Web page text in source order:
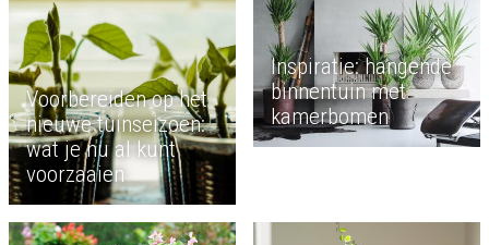
Voorbereiden op het
nieuwe tuinseizoen:
wat je nu al kunt
voorzaaien
Inspiratie: hangende
binnentuin met
kamerbomen